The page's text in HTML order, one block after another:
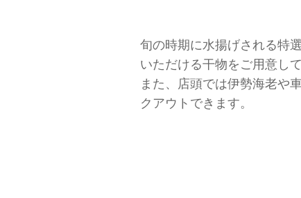
旬の時期に水揚げされる特
いただける干物をご用意し
また、店頭では伊勢海老や
クアウトできます。